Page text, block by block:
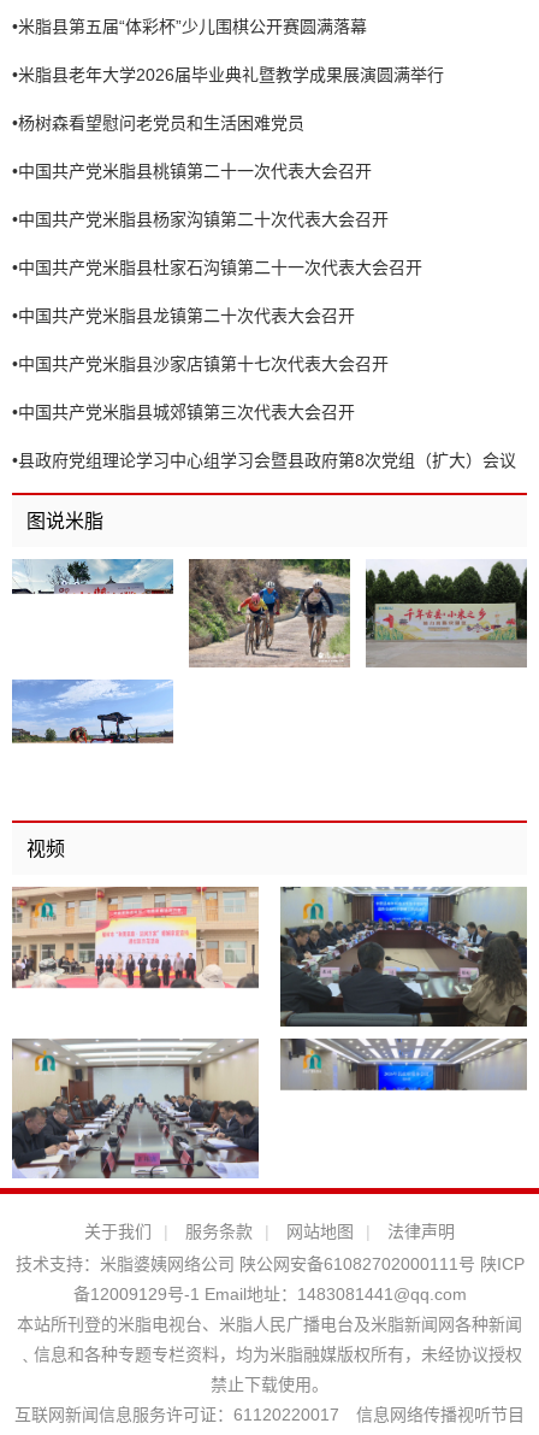
•米脂县第五届“体彩杯”少儿围棋公开赛圆满落幕
•米脂县老年大学2026届毕业典礼暨教学成果展演圆满举行
•杨树森看望慰问老党员和生活困难党员
•中国共产党米脂县桃镇第二十一次代表大会召开
•中国共产党米脂县杨家沟镇第二十次代表大会召开
•中国共产党米脂县杜家石沟镇第二十一次代表大会召开
•中国共产党米脂县龙镇第二十次代表大会召开
•中国共产党米脂县沙家店镇第十七次代表大会召开
•中国共产党米脂县城郊镇第三次代表大会召开
•县政府党组理论学习中心组学习会暨县政府第8次党组（扩大）会议
召开
图说米脂
视频
关于我们 | 服务条款 | 网站地图 |
法律声明
技术支持： 米脂婆姨网络公司 陕公网安备61082702000111号 陕ICP
备12009129号-1 Email地址： 1483081441@qq.com
本站所刊登的米脂电视台、米脂人民广播电台及米脂新闻网各种新闻
﹑信息和各种专题专栏资料，均为米脂融媒版权所有，未经协议授权
禁止下载使用。
互联网新闻信息服务许可证：61120220017 信息网络传播视听节目